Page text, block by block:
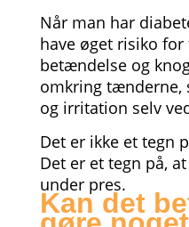
Når man har
have øget risiko
betændelse og
omkring tænderne,
og irritation selv
Det er ikke et tegn
Det er et tegn på,
under pres.
Kan det